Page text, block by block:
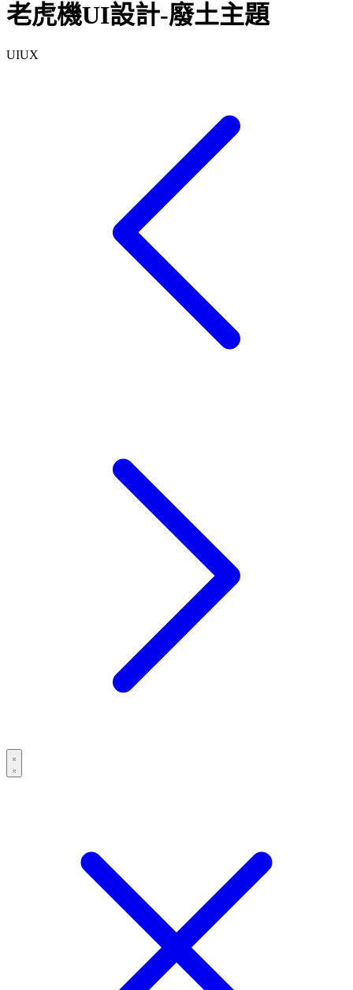
老虎機UI設計-廢土主題
UIUX